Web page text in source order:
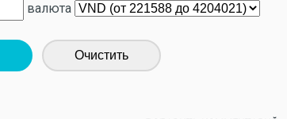
валюта
Очистить